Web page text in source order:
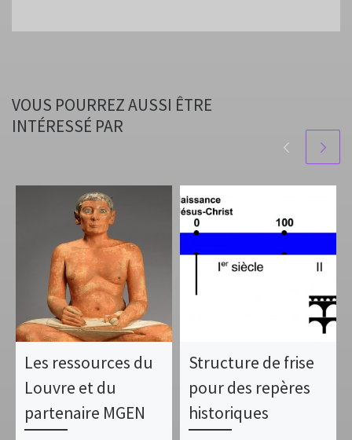
VOUS POURREZ AUSSI ÊTRE
INTÉRESSÉ PAR
Les ressources du
Louvre et du
partenaire MGEN
Structure de frise
pour des repères
historiques